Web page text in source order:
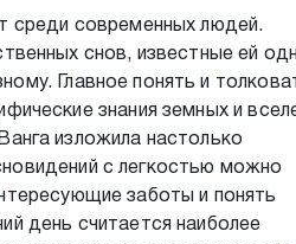
среди современных людей.
снов, известные ей
Главное понять и
знания земных и
изложила настолько
с легкостью можно
заботы и понять
день считается наиболее